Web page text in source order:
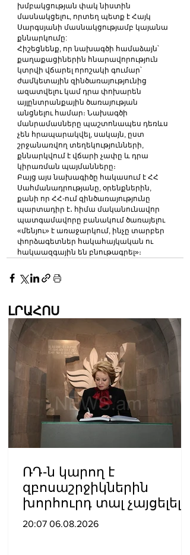
խմբակցության փակ նիստին
մասնակցելու, որտեղ պետք է Հայկ
Սարգսյանի մասնակցությամբ կայանա
քննարկումը:
Հիշեցնենք, որ նախագծի համաձայն՝
քաղաքացիներին հնարավորություն
կտրվի վճարել որոշակի գումար՝
ժամկետային զինծառայությունից
ազատվելու կամ դրա փոխարեն
այլընտրանքային ծառայության
անցնելու համար։ Նախագծի
մանրամասները պաշտոնապես դեռևս
չեն հրապարակվել, սակայն, ըստ
շրջանառվող տեղեկությունների,
քննարկվում է վճարի չափը և դրա
կիրառման պայմանները։
Բայց այս նախագիծը հակասում է ՀՀ
Սահմանադրությանը, օրենքներին,
քանի որ ՀՀ-ում զինծառայությունը
պարտադիր է․ հիմա մականունավոր
պատգամավորը բանակում ծառայելու
«մենյու» է առաջարկում, ինչը տարբեր
փորձագետներ հակահայկական ու
հակաազգային են բնութագրել»։
ԼՐԱՀՈՍ
ՌԴ-ն կարող է
զբոսաշրջիկներին
խորհուրդ տալ չայցելել
Հայաստան՝
20:07 06.08.2026